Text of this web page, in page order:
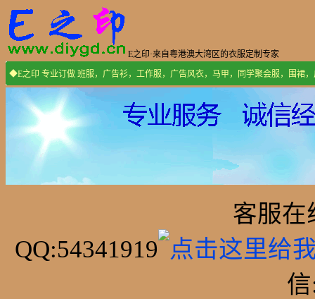
E之印·来自粤港澳大湾区的衣服定制专家
◆E之印 专业订做 班服，广告衫，工作服，广告风衣，马甲，同学聚会服，围裙
客服在
QQ:54341919